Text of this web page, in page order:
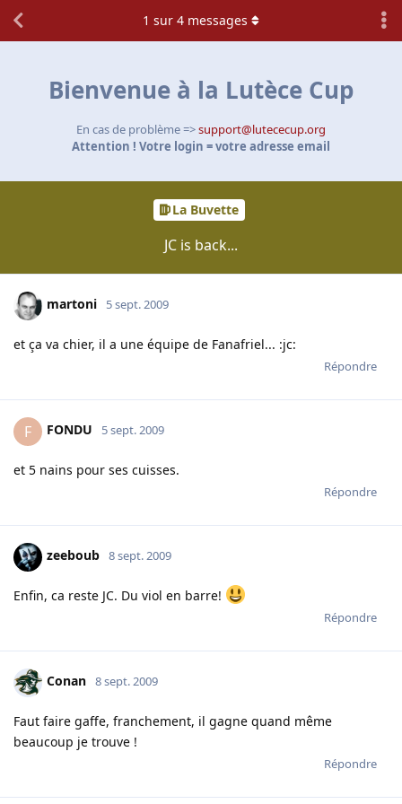
Bienvenue à la Lutèce Cup
En cas de problème =>support@lutececup.org
Attention ! Votre login = votre adresse email
La Buvette
JC is back...
1 sur 4 messages
martoni 5 sept. 2009
et ça va chier, il a une équipe de Fanafriel... :jc:
Répondre
F FONDU 5 sept. 2009
et 5 nains pour ses cuisses.
Répondre
zeeboub 8 sept. 2009
Enfin, ca reste JC. Du viol en barre!
Répondre
Conan 8 sept. 2009
Faut faire gaffe, franchement, il gagne quand même
beaucoup je trouve !
Répondre